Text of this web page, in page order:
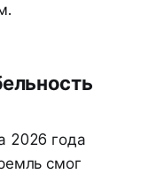
2026 года
смог